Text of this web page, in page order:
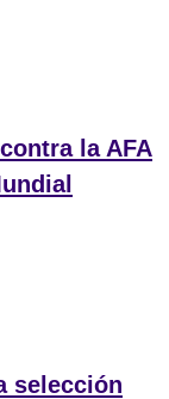
la AFA
selección